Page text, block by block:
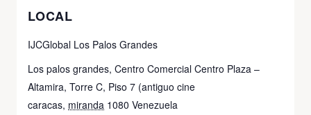
LOCAL
IJCGlobal Los Palos Grandes
Los palos grandes, Centro Comercial Centro Plaza –
Altamira, Torre C, Piso 7 (antiguo cine
caracas, miranda 1080 Venezuela